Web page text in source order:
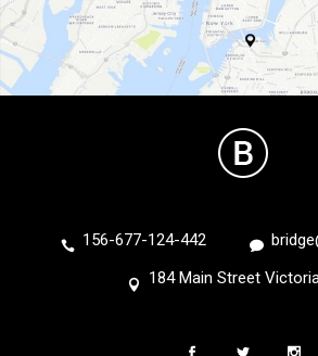
156-677-124-442
184 Main Street